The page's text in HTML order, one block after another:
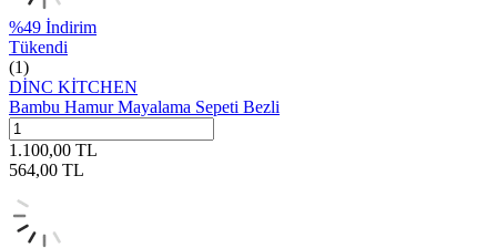
%49 İndirim
Tükendi
(1)
DİNC KİTCHEN
Bambu Hamur Mayalama Sepeti Bezli
1.100,00 TL
564,00 TL